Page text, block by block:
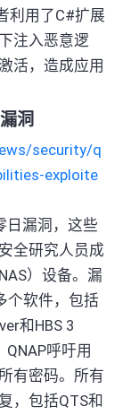
利用了C#扩展
注入恶意逻
活，造成应用
洞
security/q
exploite
日漏洞，这些
全研究人员成
）设备。漏
个软件，包括
和HBS 3
呼吁用
有密码。所有
，包括QTS和